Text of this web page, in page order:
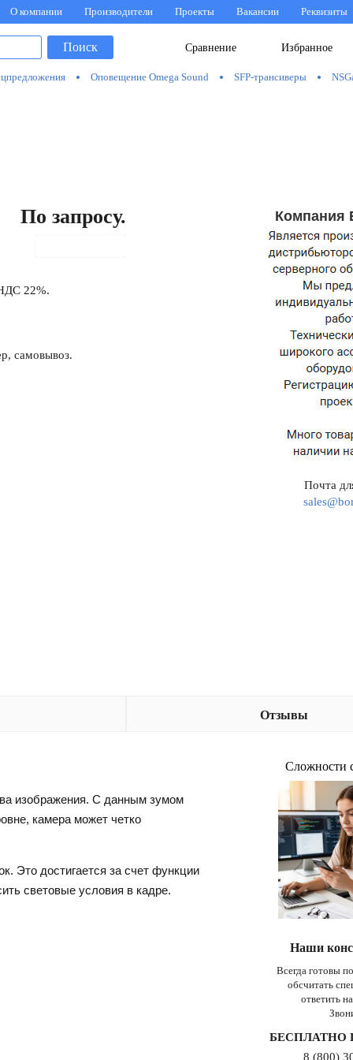
О компании Производители Проекты Вакансии Реквизиты
Избранное
Сравнение
Поиск
Оповещение Omega Sound SFP-трансиверы
По запросу.
22%.
самовывоз.
Компания
Почта
Отзывы
изображения. С данным зумом
камера может четко
Это достигается за счет функции
световые условия в кадре.
Сложности
Наши
Всегда готовы
обсчитать
ответить
БЕСПЛАТНО
8 (800)